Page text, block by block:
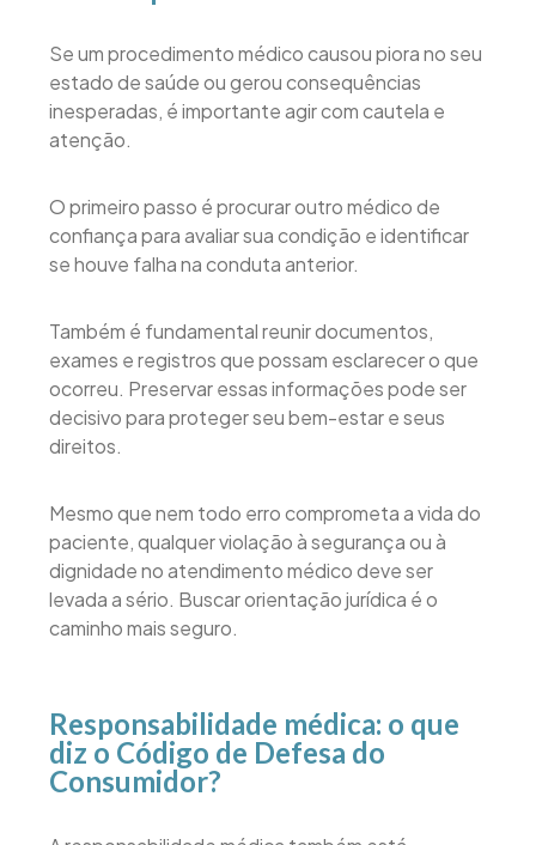
Se um procedimento médico causou piora no seu
estado de saúde ou gerou consequências
inesperadas, é importante agir com cautela e
atenção.
O primeiro passo é procurar outro médico de
confiança para avaliar sua condição e identificar
se houve falha na conduta anterior.
Também é fundamental reunir documentos,
exames e registros que possam esclarecer o que
ocorreu. Preservar essas informações pode ser
decisivo para proteger seu bem-estar e seus
direitos.
Mesmo que nem todo erro comprometa a vida do
paciente, qualquer violação à segurança ou à
dignidade no atendimento médico deve ser
levada a sério. Buscar orientação jurídica é o
caminho mais seguro.
Responsabilidade médica: o que
diz o Código de Defesa do
Consumidor?